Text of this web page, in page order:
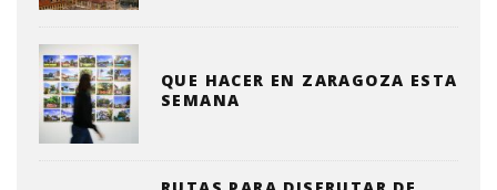
QUE HACER EN ZARAGOZA ESTA
SEMANA